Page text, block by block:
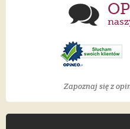
Zapoznaj się z